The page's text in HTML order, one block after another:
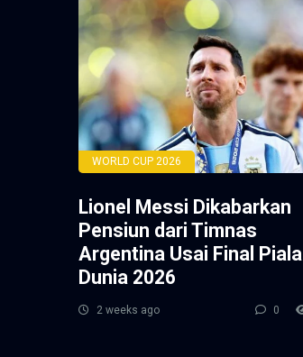
WORLD CUP 2026
Lionel Messi Dikabarkan
Pensiun dari Timnas
Argentina Usai Final Piala
Dunia 2026
2 weeks ago 0